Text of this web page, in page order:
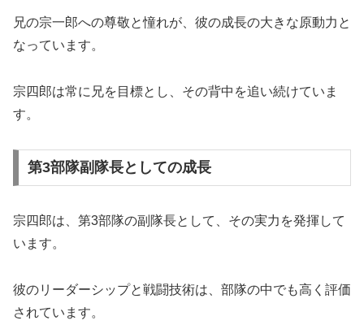
兄の宗一郎への尊敬と憧れが、彼の成長の大きな原動力と
なっています。
宗四郎は常に兄を目標とし、その背中を追い続けていま
す。
第3部隊副隊長としての成長
宗四郎は、第3部隊の副隊長として、その実力を発揮して
います。
彼のリーダーシップと戦闘技術は、部隊の中でも高く評価
されています。